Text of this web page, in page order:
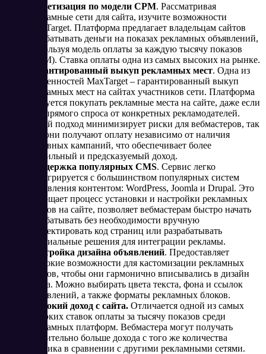
Монетизация по модели CPM. Рассматривая
рекламные сети для сайта, изучите возможности
MaxTarget. Платформа предлагает владельцам сайтов
зарабатывать деньги на показах рекламных объявлений,
используя модель оплаты за каждую тысячу показов
(CPM). Ставка оплаты одна из самых высоких на рынке.
Гарантированный выкуп рекламных мест. Одна из
особенностей MaxTarget – гарантированный выкуп
рекламных мест на сайтах участников сети. Платформа
обязуется покупать рекламные места на сайте, даже если
нет прямого спроса от конкретных рекламодателей.
Такой подход минимизирует риски для вебмастеров, так
как они получают оплату независимо от наличия
активных кампаний, что обеспечивает более
стабильный и предсказуемый доход​.
Поддержка популярных CMS. Сервис легко
интегрируется с большинством популярных систем
управления контентом: WordPress, Joomla и Drupal. Это
упрощает процесс установки и настройки рекламных
блоков на сайте, позволяет вебмастерам быстро начать
зарабатывать без необходимости вручную
корректировать код страниц или разрабатывать
специальные решения для интеграции рекламы​.
Настройка дизайна объявлений. Предоставляет
широкие возможности для кастомизации рекламных
блоков, чтобы они гармонично вписывались в дизайн
сайта. Можно выбирать цвета текста, фона и ссылок
объявлений, а также форматы рекламных блоков.
Высокий доход с сайта. Отличается одной из самых
высоких ставок оплаты за тысячу показов среди
рекламных платформ. Вебмастера могут получать
значительно больше дохода с того же количества
трафика в сравнении с другими рекламными сетями.